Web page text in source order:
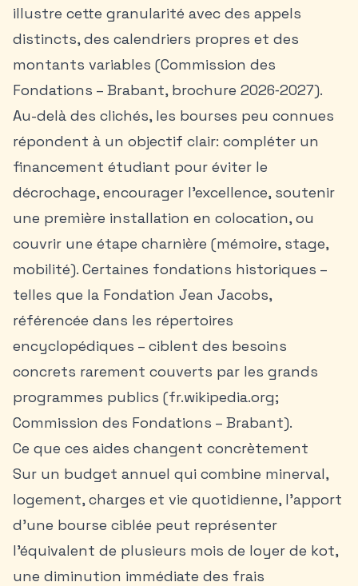
illustre cette granularité avec des appels
distincts, des calendriers propres et des
montants variables (Commission des
Fondations – Brabant, brochure 2026‑2027).
Au-delà des clichés, les bourses peu connues
répondent à un objectif clair: compléter un
financement étudiant pour éviter le
décrochage, encourager l’excellence, soutenir
une première installation en colocation, ou
couvrir une étape charnière (mémoire, stage,
mobilité). Certaines fondations historiques –
telles que la Fondation Jean Jacobs,
référencée dans les répertoires
encyclopédiques – ciblent des besoins
concrets rarement couverts par les grands
programmes publics (fr.wikipedia.org;
Commission des Fondations – Brabant).
Ce que ces aides changent concrètement
Sur un budget annuel qui combine minerval,
logement, charges et vie quotidienne, l’apport
d’une bourse ciblée peut représenter
l’équivalent de plusieurs mois de loyer de kot,
une diminution immédiate des frais